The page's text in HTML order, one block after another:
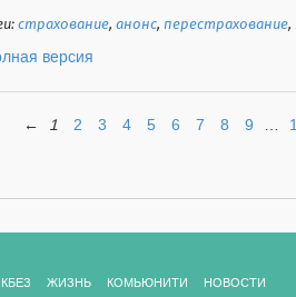
страхование,анонс,перестрахование,
версия
← 1 2 3 4 5 6 7 8 9 …
ЖИЗНЬ КОМЬЮНИТИ
НОВОСТИ